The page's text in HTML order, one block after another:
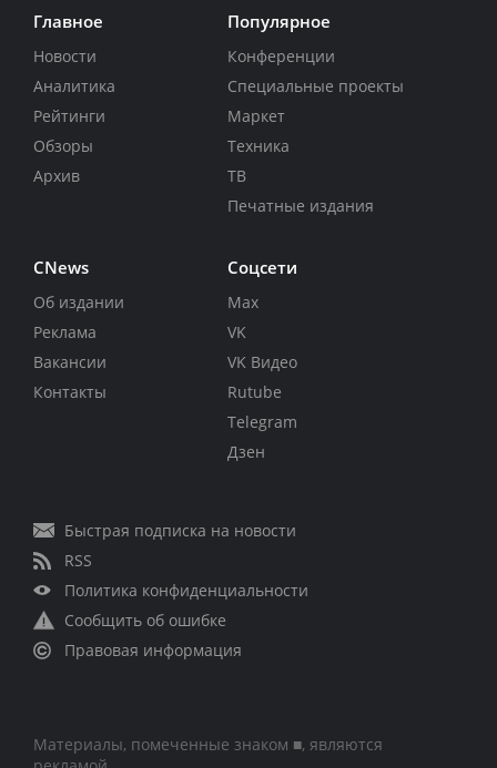
Главное
Новости
Аналитика
Рейтинги
Обзоры
Архив
Популярное
Конференции
Специальные проекты
Маркет
Техника
ТВ
Печатные издания
CNews
Об издании
Реклама
Вакансии
Контакты
Соцсети
Max
VK
VK Видео
Rutube
Telegram
Дзен
Быстрая подписка на новости
RSS
Политика конфиденциальности
Сообщить об ошибке
Правовая информация
Материалы, помеченные знаком ■, являются